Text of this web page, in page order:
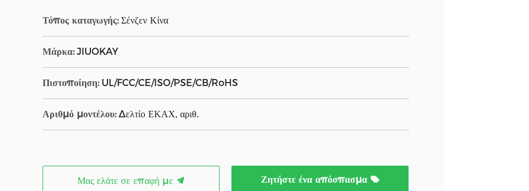
Τόπος καταγωγής: Σένζεν Κίνα
Μάρκα: JIUOKAY
Πιστοποίηση: UL/FCC/CE/ISO/PSE/CB/RoHS
Αριθμό μοντέλου: Δελτίο ΕΚΑΧ, αριθ.
Μας ελάτε σε επαφή με Ζητήστε ένα απόσπασμα